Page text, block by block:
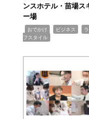
ンスホテル・苗場ス
ー場
おでかけ ビジネス
フスタイル